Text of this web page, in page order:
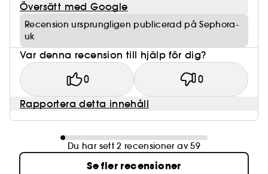
Översätt med Google
Recension ursprungligen publicerad på Sephora-
uk
Var denna recension till hjälp för dig?
0 0
Rapportera detta innehåll
Du har sett 2 recensioner av 59
Se fler recensioner